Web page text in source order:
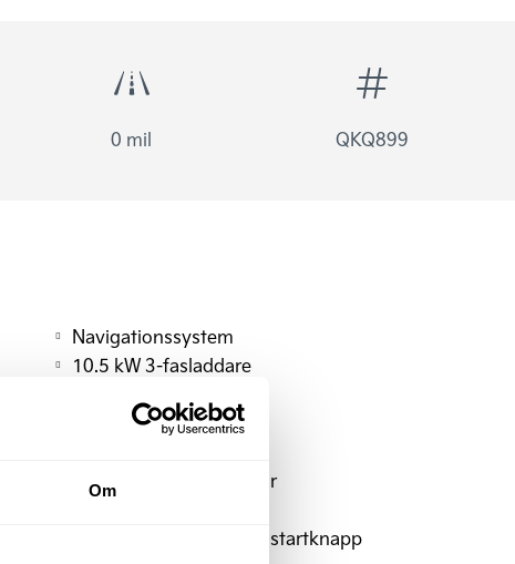
Om
0 mil QKQ899
Navigationssystem
10.5 kW 3-fasladdare
Backkamera
Eluppvärmda framstolar
Nyckelfritt system med startknapp